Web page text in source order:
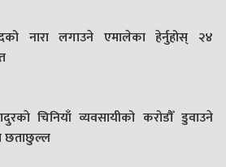
नारा लगाउने एमालेका हेर्नुहोस् २४
चिनियाँ व्यवसायीको करोडौँ डुवाउने
छताछुल्ल